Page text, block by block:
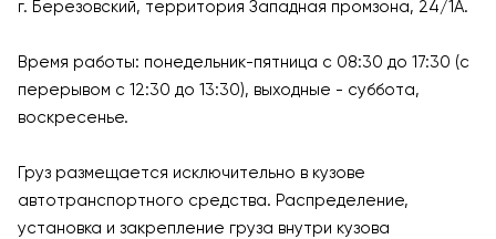
г. Березовский, территория Западная промзона, 24/1А.
Время работы: понедельник-пятница с 08:30 до 17:30 (с
перерывом с 12:30 до 13:30), выходные - суббота,
воскресенье.
Груз размещается исключительно в кузове
автотранспортного средства. Распределение,
установка и закрепление груза внутри кузова